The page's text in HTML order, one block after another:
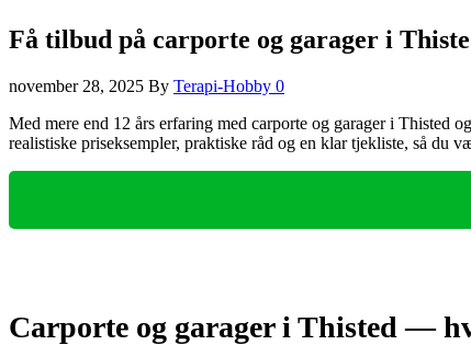
Få tilbud på carporte og garager i
november 28, 2025 By Terapi-Hobby 0
Med mere end 12 års erfaring med carporte og garager i
realistiske priseksempler, praktiske råd og en klar tjekliste, så du
Carporte og garager i Thisted —